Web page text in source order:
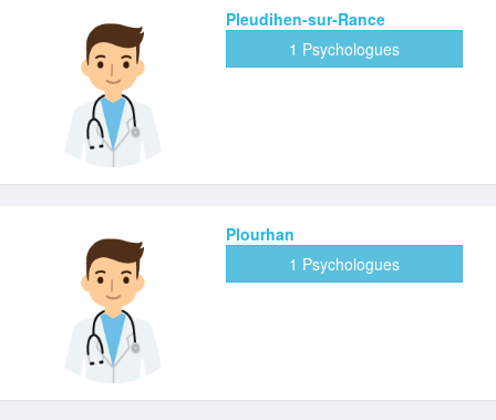
Pleudihen-sur-Rance
1 Psychologues
Plourhan
1 Psychologues